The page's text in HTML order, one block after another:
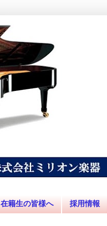
在籍生の皆様へ 採用情報